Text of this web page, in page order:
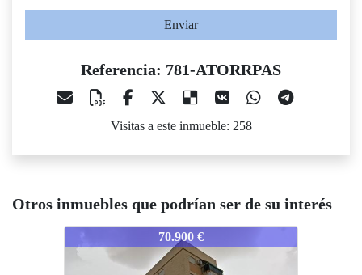
Enviar
Referencia: 781-ATORRPAS
Visitas a este inmueble: 258
Otros inmuebles que podrían ser de su interés
781-ATORRPAS61.400 €